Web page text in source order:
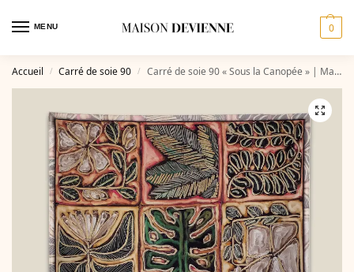
MENU 0
Accueil / Carré de soie 90 / Carré de soie 90 « Sous la Canopée » | Maison DEVIENNE